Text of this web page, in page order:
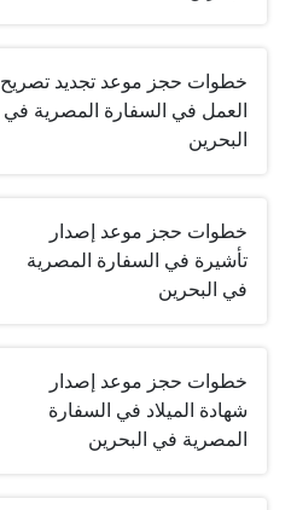
خطوات حجز موعد تجديد تصريح
العمل في السفارة المصرية في
البحرين
خطوات حجز موعد إصدار
تأشيرة في السفارة المصرية
في البحرين
خطوات حجز موعد إصدار
شهادة الميلاد في السفارة
المصرية في البحرين